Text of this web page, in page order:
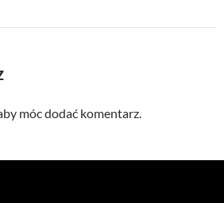
móc dodać komentarz.